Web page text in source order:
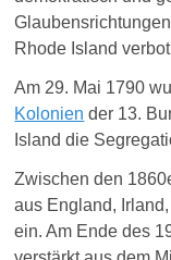
G laubensrichtungen
Rhode Island
Am 29. Mai 1790
Kolonien der 13.
Island die
Zwischen den
aus England,
ein. Am Ende des